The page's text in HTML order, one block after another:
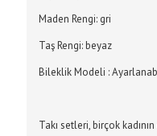
Maden Rengi: gri
Taş Rengi: beyaz
Bileklik Modeli :
Takı setleri, birçok